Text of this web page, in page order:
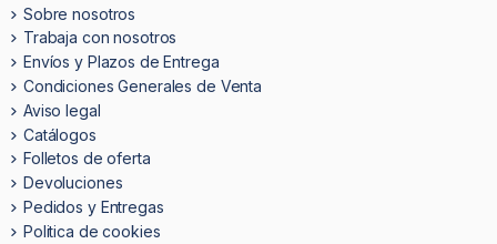
Sobre nosotros
Trabaja con nosotros
Envíos y Plazos de Entrega
Condiciones Generales de Venta
Aviso legal
Catálogos
Folletos de oferta
Devoluciones
Pedidos y Entregas
Politica de cookies